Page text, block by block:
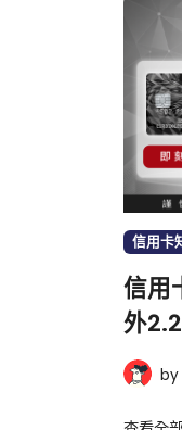
信用卡
信用
外
1000
by